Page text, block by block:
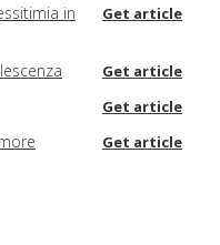
in
Get article
Get article
Get article
Get article